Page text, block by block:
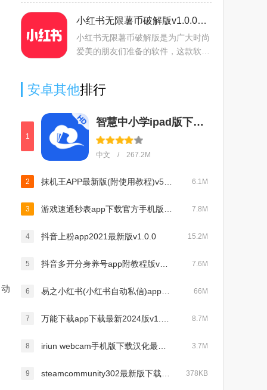
速曝光作品，吸引流量，从而实现快
速热门，此版本已经破解，
小红书无限薯币破解版v1.0.0安卓版
小红书无限薯币破解版是为广大时尚
爱美的朋友们准备的软件，这款软件
品！只需要几分钟你就会爱
安卓其他排行
1
智慧中小学ipad版下载2025官方最新版本v1.1.21兼容版
中文 / 267.2M
2 6.1M
3 7.8M
4 抖音上粉app2021最新版v1.0.0 15.2M
5 7.6M
6 66M
7 8.7M
8 3.7M
9 378KB